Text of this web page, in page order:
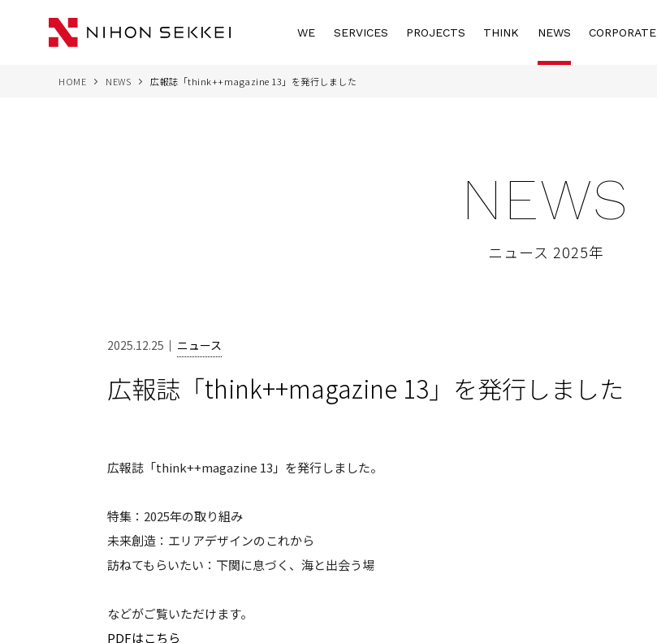
WE SERVICES PROJECTS THINK NEWS CORPORATE
HOME NEWS 広報誌「think++magazine 13」を発行しました
NEWS
ニュース 2025年
2025.12.25 ニュース
広報誌「think++magazine 13」を発行しました
広報誌「think++magazine 13」を発行しました。
特集：2025年の取り組み
未来創造：エリアデザインのこれから
訪ねてもらいたい：下関に息づく、海と出会う場
などがご覧いただけます。
PDFはこちら